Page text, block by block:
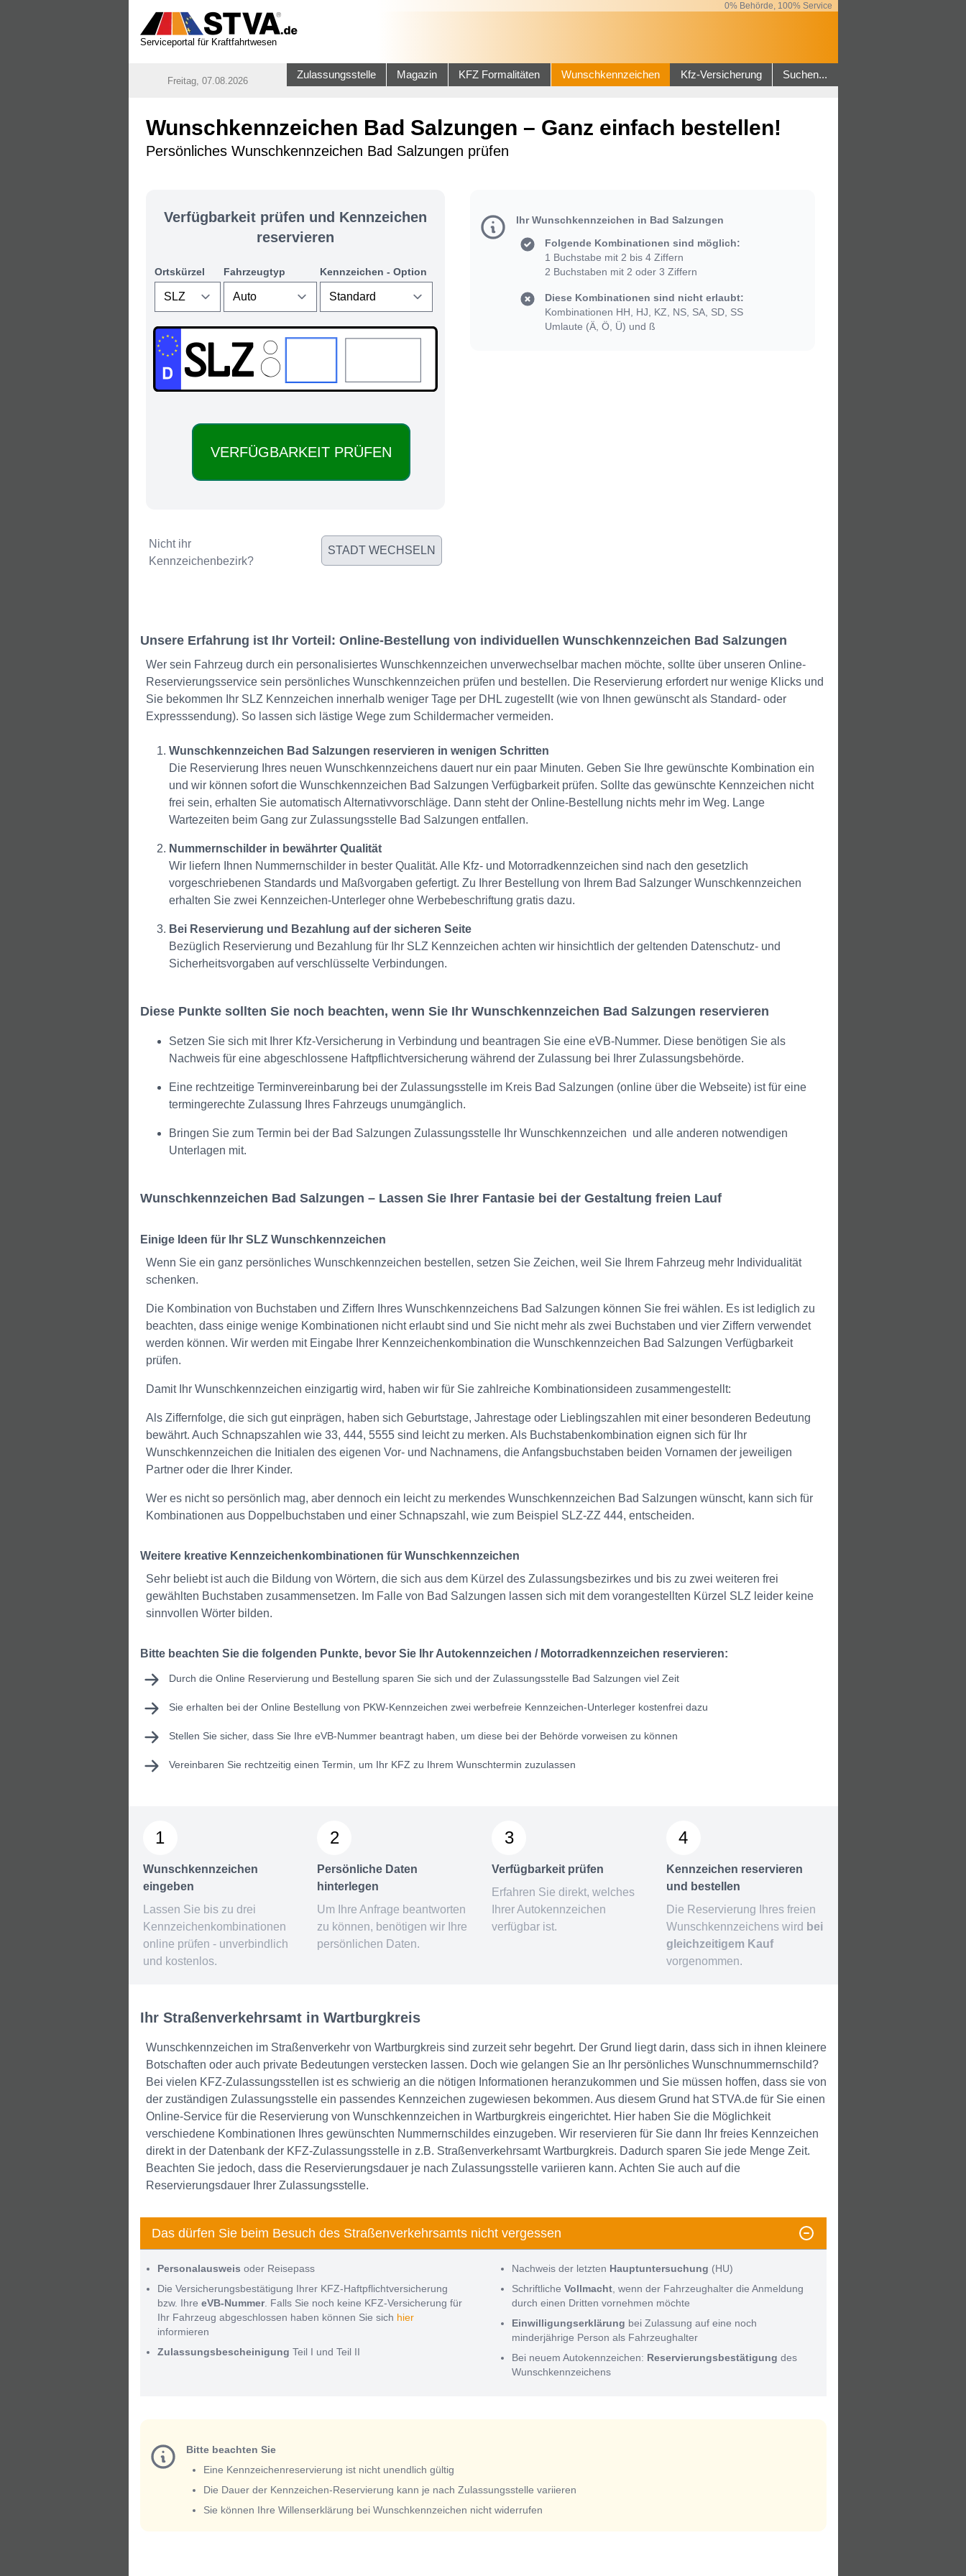
0% Behörde, 100% Service
Serviceportal für Kraftfahrtwesen
Freitag, 07.08.2026
Zulassungsstelle Magazin KFZ Formalitäten Wunschkennzeichen Kfz-Versicherung Suchen...
Wunschkennzeichen Bad Salzungen – Ganz einfach bestellen!
Persönliches Wunschkennzeichen Bad Salzungen prüfen
Verfügbarkeit prüfen und Kennzeichen
reservieren
Ortskürzel Fahrzeugtyp Kennzeichen - Option
SLZ:
Nicht ihr
Kennzeichenbezirk?
STADT WECHSELN
Ihr Wunschkennzeichen in Bad Salzungen
Folgende Kombinationen sind möglich:
1 Buchstabe mit 2 bis 4 Ziffern
2 Buchstaben mit 2 oder 3 Ziffern
Diese Kombinationen sind nicht erlaubt:
Kombinationen HH, HJ, KZ, NS, SA, SD, SS
Umlaute (Ä, Ö, Ü) und ß
Unsere Erfahrung ist Ihr Vorteil: Online-Bestellung von individuellen Wunschkennzeichen Bad Salzungen
Wer sein Fahrzeug durch ein personalisiertes Wunschkennzeichen unverwechselbar machen möchte, sollte über unseren Online-
Reservierungsservice sein persönliches Wunschkennzeichen prüfen und bestellen. Die Reservierung erfordert nur wenige Klicks und
Sie bekommen Ihr SLZ Kennzeichen innerhalb weniger Tage per DHL zugestellt (wie von Ihnen gewünscht als Standard- oder
Expresssendung). So lassen sich lästige Wege zum Schildermacher vermeiden.
Wunschkennzeichen Bad Salzungen reservieren in wenigen Schritten
Die Reservierung Ihres neuen Wunschkennzeichens dauert nur ein paar Minuten. Geben Sie Ihre gewünschte Kombination ein
und wir können sofort die Wunschkennzeichen Bad Salzungen Verfügbarkeit prüfen. Sollte das gewünschte Kennzeichen nicht
frei sein, erhalten Sie automatisch Alternativvorschläge. Dann steht der Online-Bestellung nichts mehr im Weg. Lange
Wartezeiten beim Gang zur Zulassungsstelle Bad Salzungen entfallen.
Nummernschilder in bewährter Qualität
Wir liefern Ihnen Nummernschilder in bester Qualität. Alle Kfz- und Motorradkennzeichen sind nach den gesetzlich
vorgeschriebenen Standards und Maßvorgaben gefertigt. Zu Ihrer Bestellung von Ihrem Bad Salzunger Wunschkennzeichen
erhalten Sie zwei Kennzeichen-Unterleger ohne Werbebeschriftung gratis dazu.
Bei Reservierung und Bezahlung auf der sicheren Seite
Bezüglich Reservierung und Bezahlung für Ihr SLZ Kennzeichen achten wir hinsichtlich der geltenden Datenschutz- und
Sicherheitsvorgaben auf verschlüsselte Verbindungen.
Diese Punkte sollten Sie noch beachten, wenn Sie Ihr Wunschkennzeichen Bad Salzungen reservieren
Setzen Sie sich mit Ihrer Kfz-Versicherung in Verbindung und beantragen Sie eine eVB-Nummer. Diese benötigen Sie als
Nachweis für eine abgeschlossene Haftpflichtversicherung während der Zulassung bei Ihrer Zulassungsbehörde.
Eine rechtzeitige Terminvereinbarung bei der Zulassungsstelle im Kreis Bad Salzungen (online über die Webseite) ist für eine
termingerechte Zulassung Ihres Fahrzeugs unumgänglich.
Bringen Sie zum Termin bei der Bad Salzungen Zulassungsstelle Ihr Wunschkennzeichen und alle anderen notwendigen
Unterlagen mit.
Wunschkennzeichen Bad Salzungen – Lassen Sie Ihrer Fantasie bei der Gestaltung freien Lauf
Einige Ideen für Ihr SLZ Wunschkennzeichen
Wenn Sie ein ganz persönliches Wunschkennzeichen bestellen, setzen Sie Zeichen, weil Sie Ihrem Fahrzeug mehr Individualität
schenken.
Die Kombination von Buchstaben und Ziffern Ihres Wunschkennzeichens Bad Salzungen können Sie frei wählen. Es ist lediglich zu
beachten, dass einige wenige Kombinationen nicht erlaubt sind und Sie nicht mehr als zwei Buchstaben und vier Ziffern verwendet
werden können. Wir werden mit Eingabe Ihrer Kennzeichenkombination die Wunschkennzeichen Bad Salzungen Verfügbarkeit
prüfen.
Damit Ihr Wunschkennzeichen einzigartig wird, haben wir für Sie zahlreiche Kombinationsideen zusammengestellt:
Als Ziffernfolge, die sich gut einprägen, haben sich Geburtstage, Jahrestage oder Lieblingszahlen mit einer besonderen Bedeutung
bewährt. Auch Schnapszahlen wie 33, 444, 5555 sind leicht zu merken. Als Buchstabenkombination eignen sich für Ihr
Wunschkennzeichen die Initialen des eigenen Vor- und Nachnamens, die Anfangsbuchstaben beiden Vornamen der jeweiligen
Partner oder die Ihrer Kinder.
Wer es nicht so persönlich mag, aber dennoch ein leicht zu merkendes Wunschkennzeichen Bad Salzungen wünscht, kann sich für
Kombinationen aus Doppelbuchstaben und einer Schnapszahl, wie zum Beispiel SLZ-ZZ 444, entscheiden.
Weitere kreative Kennzeichenkombinationen für Wunschkennzeichen
Sehr beliebt ist auch die Bildung von Wörtern, die sich aus dem Kürzel des Zulassungsbezirkes und bis zu zwei weiteren frei
gewählten Buchstaben zusammensetzen. Im Falle von Bad Salzungen lassen sich mit dem vorangestellten Kürzel SLZ leider keine
sinnvollen Wörter bilden.
Bitte beachten Sie die folgenden Punkte, bevor Sie Ihr Autokennzeichen / Motorradkennzeichen reservieren:
Durch die Online Reservierung und Bestellung sparen Sie sich und der Zulassungsstelle Bad Salzungen viel Zeit
Sie erhalten bei der Online Bestellung von PKW-Kennzeichen zwei werbefreie Kennzeichen-Unterleger kostenfrei dazu
Stellen Sie sicher, dass Sie Ihre eVB-Nummerbeantragt haben, um diese bei der Behörde vorweisen zu können
Vereinbaren Sie rechtzeitig einen Termin, um Ihr KFZ zu Ihrem Wunschtermin zuzulassen
1
Wunschkennzeichen
eingeben
Lassen Sie bis zu drei
Kennzeichenkombinationen
online prüfen - unverbindlich
und kostenlos.
2
Persönliche Daten
hinterlegen
Um Ihre Anfrage beantworten
zu können, benötigen wir Ihre
persönlichen Daten.
3
Verfügbarkeit prüfen
Erfahren Sie direkt, welches
Ihrer Autokennzeichen
verfügbar ist.
4
Kennzeichen reservieren
und bestellen
Die Reservierung Ihres freien
Wunschkennzeichens wird bei
gleichzeitigem Kauf
vorgenommen.
Ihr Straßenverkehrsamt in Wartburgkreis
Wunschkennzeichen im Straßenverkehr von Wartburgkreis sind zurzeit sehr begehrt. Der Grund liegt darin, dass sich in ihnen kleinere
Botschaften oder auch private Bedeutungen verstecken lassen. Doch wie gelangen Sie an Ihr persönliches Wunschnummernschild?
Bei vielen KFZ-Zulassungsstellen ist es schwierig an die nötigen Informationen heranzukommen und Sie müssen hoffen, dass sie von
der zuständigen Zulassungsstelle ein passendes Kennzeichen zugewiesen bekommen. Aus diesem Grund hat STVA.de für Sie einen
Online-Service für die Reservierung von Wunschkennzeichen in Wartburgkreis eingerichtet. Hier haben Sie die Möglichkeit
verschiedene Kombinationen Ihres gewünschten Nummernschildes einzugeben. Wir reservieren für Sie dann Ihr freies Kennzeichen
direkt in der Datenbank der KFZ-Zulassungsstelle in z.B. Straßenverkehrsamt Wartburgkreis. Dadurch sparen Sie jede Menge Zeit.
Beachten Sie jedoch, dass die Reservierungsdauer je nach Zulassungsstelle variieren kann. Achten Sie auch auf die
Reservierungsdauer Ihrer Zulassungsstelle.
Das dürfen Sie beim Besuch des Straßenverkehrsamts nicht vergessen
Personalausweis oder Reisepass
Die Versicherungsbestätigung Ihrer KFZ-Haftpflichtversicherung
bzw. Ihre eVB-Nummer. Falls Sie noch keine KFZ-Versicherung für
Ihr Fahrzeug abgeschlossen haben können Sie sich hier
informieren
Zulassungsbescheinigung Teil I und Teil II
Nachweis der letzten Hauptuntersuchung (HU)
Schriftliche Vollmacht , wenn der Fahrzeughalter die Anmeldung
durch einen Dritten vornehmen möchte
Einwilligungserklärung bei Zulassung auf eine noch
minderjährige Person als Fahrzeughalter
Bei neuem Autokennzeichen: Reservierungsbestätigung des
Wunschkennzeichens
Bitte beachten Sie
Eine Kennzeichenreservierung ist nicht unendlich gültig
Die Dauer der Kennzeichen-Reservierung kann je nach Zulassungsstelle variieren
Sie können Ihre Willenserklärung bei Wunschkennzeichen nicht widerrufen